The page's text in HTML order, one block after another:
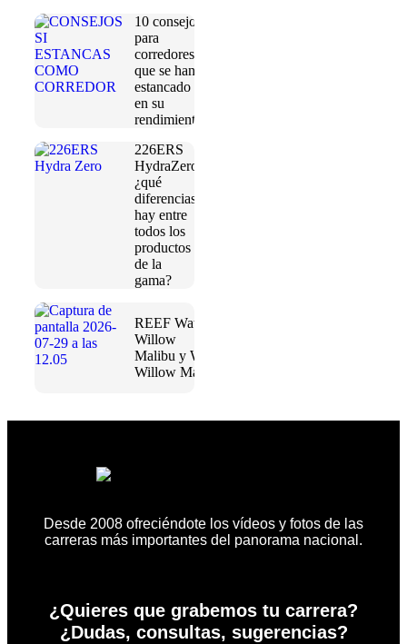
10 consejos
para
corredores
que se han
estancado
en su
rendimiento
226ERS
HydraZero:
¿qué
diferencias
hay entre
todos los
productos
de la
gama?
REEF Water
Willow
Malibu y Water
Willow Maya
Desde 2008 ofreciéndote los vídeos y fotos de las
carreras más importantes del panorama nacional.
¿Quieres que grabemos tu carrera?
¿Dudas, consultas, sugerencias?